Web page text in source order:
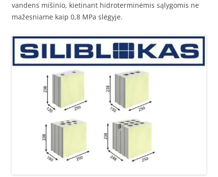
vandens mišinio, kietinant hidroterminėmis sąlygomis ne
mažesniame kaip 0,8 MPa slėgyje.